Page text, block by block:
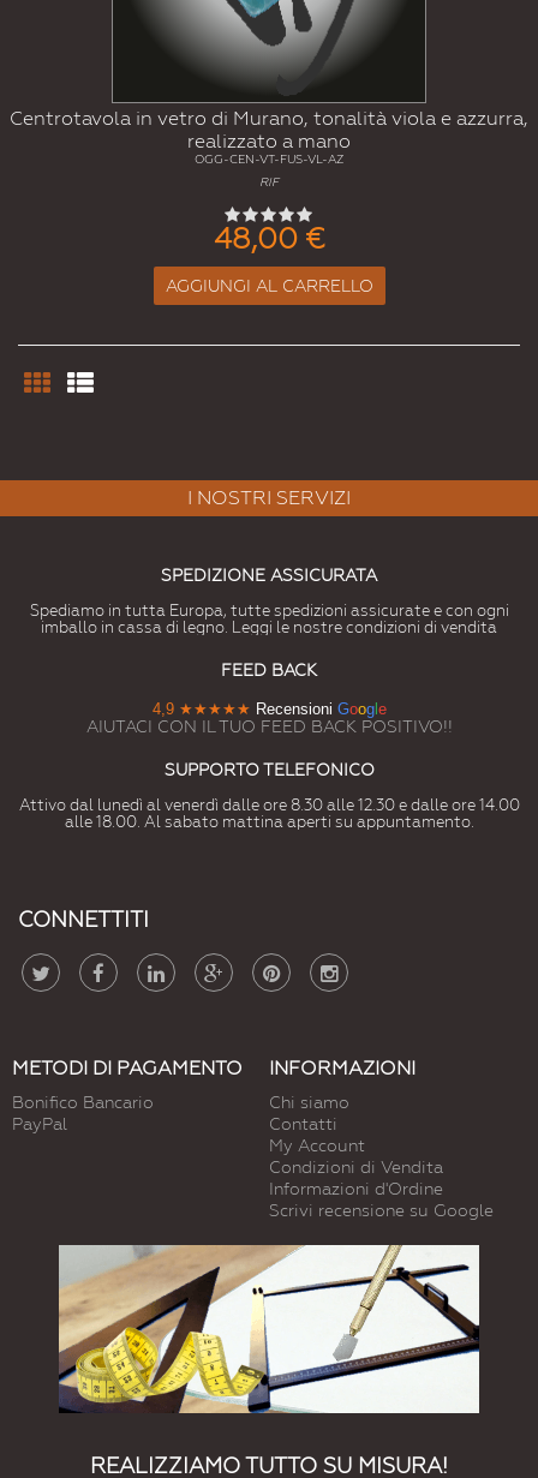
Centrotavola in vetro di Murano, tonalità viola e azzurra,
realizzato a mano
OGG-CEN-VT-FUS-VL-AZ
RIF
48,00 €
AGGIUNGI AL CARRELLO
I NOSTRI SERVIZI
SPEDIZIONE ASSICURATA
Spediamo in tutta Europa, tutte spedizioni assicurate e con ogni
imballo in cassa di legno. Leggi le nostre condizioni di vendita
FEED BACK
4,9 ★★★★★ Recensioni Google
AIUTACI CON IL TUO FEED BACK POSITIVO!!
SUPPORTO TELEFONICO
Attivo dal lunedì al venerdì dalle ore 8.30 alle 12.30 e dalle ore 14.00
alle 18.00. Al sabato mattina aperti su appuntamento.
CONNETTITI
METODI DI PAGAMENTO
Bonifico Bancario
PayPal
INFORMAZIONI
Chi siamo
Contatti
My Account
Condizioni di Vendita
Informazioni d'Ordine
Scrivi recensione su Google
REALIZZIAMO TUTTO SU MISURA!